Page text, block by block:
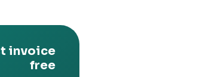
invoice
free